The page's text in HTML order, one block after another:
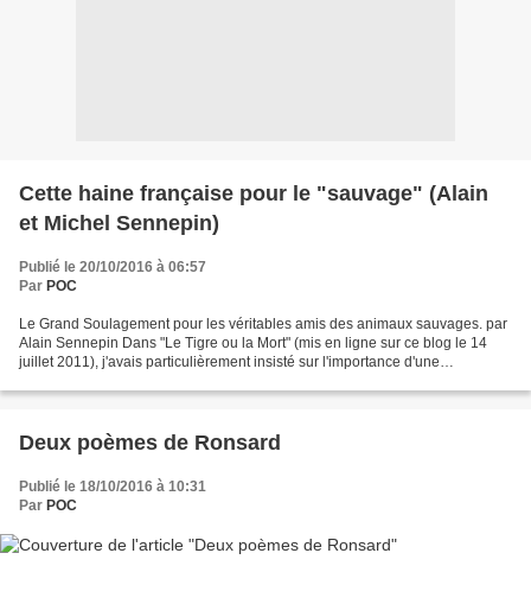
Cette haine française pour le "sauvage" (Alain
et Michel Sennepin)
Publié le 20/10/2016 à 06:57
Par POC
Le Grand Soulagement pour les véritables amis des animaux sauvages. par
Alain Sennepin Dans "Le Tigre ou la Mort" (mis en ligne sur ce blog le 14
juillet 2011), j'avais particulièrement insisté sur l'importance d'une
Deux poèmes de Ronsard
Publié le 18/10/2016 à 10:31
Par POC